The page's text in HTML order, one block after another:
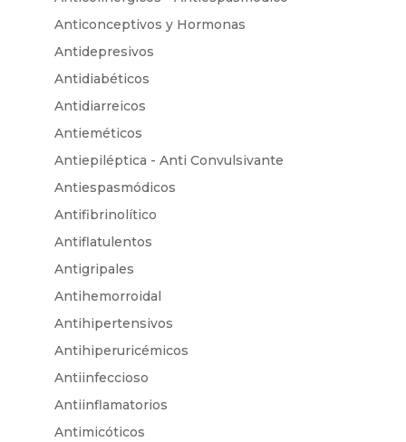
Anticonceptivos y Hormonas
Antidepresivos
Antidiabéticos
Antidiarreicos
Antieméticos
Antiepiléptica - Anti Convulsivante
Antiespasmódicos
Antifibrinolítico
Antiflatulentos
Antigripales
Antihemorroidal
Antihipertensivos
Antihiperuricémicos
Antiinfeccioso
Antiinflamatorios
Antimicóticos